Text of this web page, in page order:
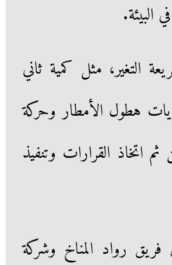
البيئة.
التغير، مثل كمية ثاني
هطول الأمطار وحركة
اتخاذ القرارات وتنفيذ
فريق رواد المناخ وشركة